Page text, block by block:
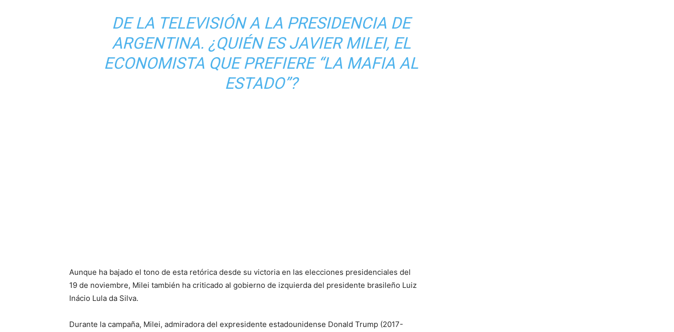
DE LA TELEVISIÓN A LA PRESIDENCIA DE
ARGENTINA. ¿QUIÉN ES JAVIER MILEI, EL
ECONOMISTA QUE PREFIERE “LA MAFIA AL
ESTADO”?
Aunque ha bajado el tono de esta retórica desde su victoria en las elecciones presidenciales del
19 de noviembre, Milei también ha criticado al gobierno de izquierda del presidente brasileño Luiz
Inácio Lula da Silva.
Durante la campaña, Milei, admiradora del expresidente estadounidense Donald Trump (2017-